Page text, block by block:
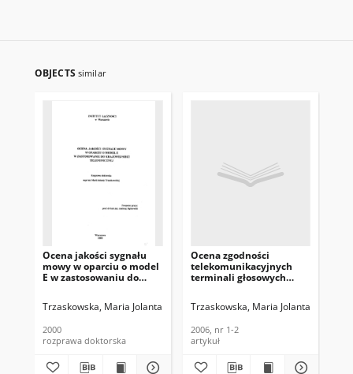
OBJECTS similar
Ocena jakości sygnału
mowy w oparciu o model
E w zastosowaniu do
Trzaskowska, Maria Jolanta Promotor: prof. dr hab. inż. Andrzej
2000
rozprawa doktorska
Ocena zgodności
telekomunikacyjnych
terminali głosowych
Techniki Informacyjne,
Trzaskowska, Maria Jolanta
2006, nr 1-2
artykuł